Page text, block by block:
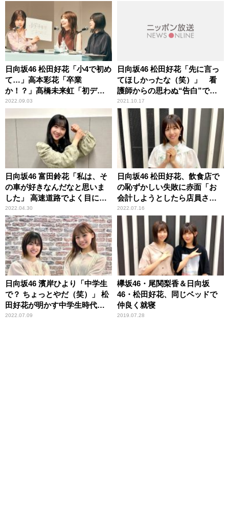
日向坂46 松田好花「小4で初め
て…」高本彩花「卒業
か！？」髙橋未来虹「初デー
ト！」 どこにも出してない
新情報を続々公開の『日向坂
46松田好花の日向坂高校放送
部』公開収録イベントレポー
ト＜前編＞到着！
2022.09.03
日向坂46 松田好花「先に言っ
てほしかったな（笑）」 看
護師からの思わぬ“告白”で頭
が真っ白になった顛末を明か
す
2021.10.17
日向坂46 富田鈴花「私は、そ
の車が好きなんだなと思いま
した」 高速道路でよく目につ
く車種を明かす
2022.04.30
日向坂46 松田好花、飲食店で
の恥ずかしい失敗に赤面「お
会計しようとしたら店員さん
が……」
2022.07.16
日向坂46 濱岸ひより「中学生
で？ ちょっとやだ（笑）」 松
田好花が明かす中学生時代の
恥ずかしい一人称に苦笑
2022.07.09
欅坂46・尾関梨香＆日向坂
46・松田好花、同じベッドで
仲良く就寝
2019.07.28